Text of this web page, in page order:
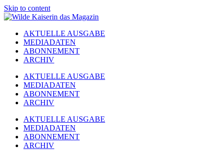
Skip to content
AKTUELLE AUSGABE
MEDIADATEN
ABONNEMENT
ARCHIV
AKTUELLE AUSGABE
MEDIADATEN
ABONNEMENT
ARCHIV
AKTUELLE AUSGABE
MEDIADATEN
ABONNEMENT
ARCHIV